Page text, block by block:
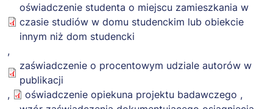
shall be included in
all copies or
substantial portions
THE SOFTWARE IS
WITHOUT
oświadczenie studenta o miejscu zamieszkania w
czasie studiów w domu studenckim lub obiekcie
innym niż dom studencki
,
zaświadczenie o procentowym udziale autorów w
publikacji
,
oświadczenie opiekuna projektu badawczego ,